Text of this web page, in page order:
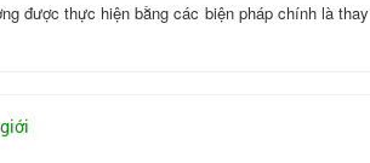
được thực hiện bằng các biện pháp chính là thay